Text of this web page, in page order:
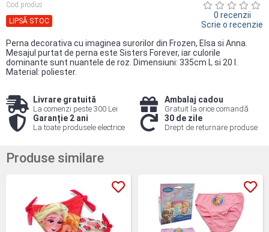
Cod produs
LIPSĂ STOC
0 recenzii
Scrie o recenzie
Perna decorativa cu imaginea surorilor din Frozen, Elsa si Anna.
Mesajul purtat de perna este Sisters Forever, iar culorile
dominante sunt nuantele de roz. Dimensiuni: 335cm L si 20 l.
Material: poliester.
Livrare gratuită
La comenzi peste 300 Lei
Ambalaj cadou
Gratuit la orice comandă
Garanție 2 ani
La toate produsele electrice
30 de zile
Drept de returnare produse
Produse similare